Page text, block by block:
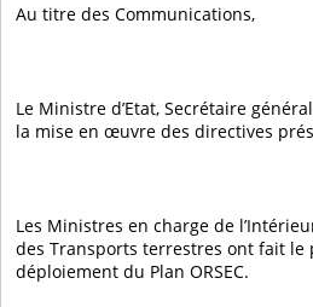
Au titre des Communications,
Le Ministre d’Etat, Secrétaire
la mise en œuvre des directives
Les Ministres en charge de
des Transports terrestres ont fait
déploiement du Plan ORSEC.